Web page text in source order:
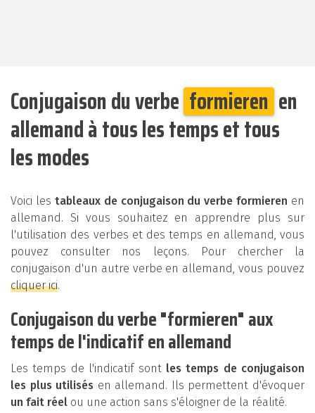
Conjugaison du verbe formieren en
allemand à tous les temps et tous
les modes
Voici les tableaux de conjugaison du verbe formieren en
allemand. Si vous souhaitez en apprendre plus sur
l'utilisation des verbes et des temps en allemand, vous
pouvez consulter nos leçons. Pour chercher la
conjugaison d'un autre verbe en allemand, vous pouvez
cliquer ici.
Conjugaison du verbe "formieren" aux
temps de l'indicatif en allemand
Les temps de l'indicatif sont les temps de conjugaison
les plus utilisés en allemand. Ils permettent d'évoquer
un fait réel ou une action sans s'éloigner de la réalité.